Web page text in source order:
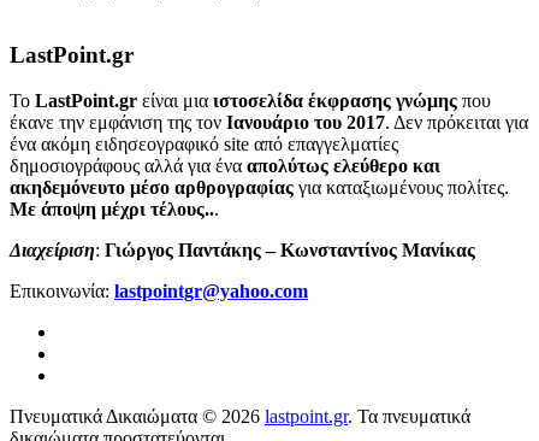
LastPoint.gr
To LastPoint.gr είναι μια ιστοσελίδα έκφρασης γνώμης που
έκανε την εμφάνιση της τον Ιανουάριο του 2017. Δεν πρόκειται για
ένα ακόμη ειδησεογραφικό site από επαγγελματίες
δημοσιογράφους αλλά για ένα απολύτως ελεύθερο και
ακηδεμόνευτο μέσο αρθρογραφίας για καταξιωμένους πολίτες.
Με άποψη μέχρι τέλους...
Διαχείριση: Γιώργος Παντάκης – Κωνσταντίνος Μανίκας
Επικοινωνία: lastpointgr@yahoo.com
Πνευματικά Δικαιώματα © 2026 lastpoint.gr. Τα πνευματικά